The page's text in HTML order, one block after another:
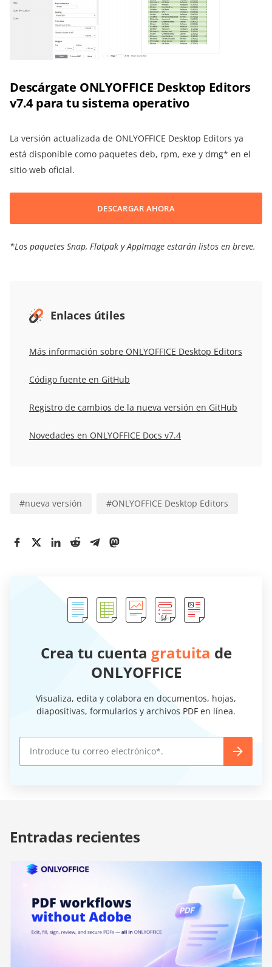
Descárgate ONLYOFFICE Desktop Editors
v7.4 para tu sistema operativo
La versión actualizada de ONLYOFFICE Desktop Editors ya
está disponible como paquetes deb, rpm, exe y dmg* en el
sitio web oficial.
DESCARGAR AHORA
*Los paquetes Snap, Flatpak y AppImage estarán listos en breve.
Enlaces útiles
Más información sobre ONLYOFFICE Desktop Editors
Código fuente en GitHub
Registro de cambios de la nueva versión en GitHub
Novedades en ONLYOFFICE Docs v7.4
#nueva versión #ONLYOFFICE Desktop Editors
Crea tu cuenta gratuita de
ONLYOFFICE
Visualiza, edita y colabora en documentos, hojas,
diapositivas, formularios y archivos PDF en línea.
Entradas recientes